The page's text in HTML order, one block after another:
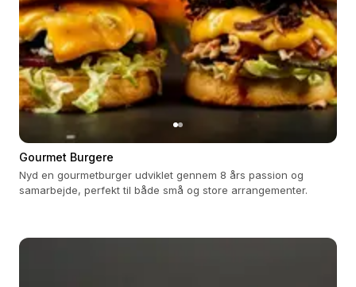
Gourmet Burgere
Nyd en gourmetburger udviklet gennem 8 års passion og
samarbejde, perfekt til både små og store arrangementer.